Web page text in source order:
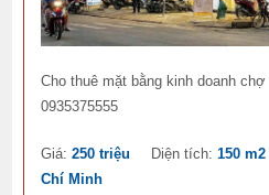
Cho thuê mặt bằng kinh doanh
0935375555
Giá:250 triệu Diện tích:150 m2
Chí Minh